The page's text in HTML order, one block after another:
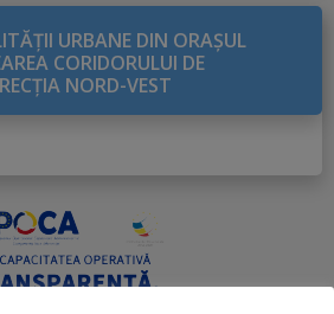
URBANE DIN ORAŞUL
CORIDORULUI DE
NORD-VEST